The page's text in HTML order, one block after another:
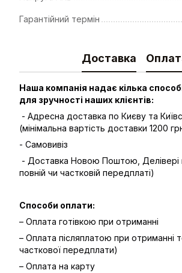
Гарантійний термін
Доставка
Наша компанія надає кілька
для зручності наших клієнтів:
- Адресна доставка по Києву та
(мінімальна вартість доставки 1200
- Самовивіз
- Доставка Новою Поштою, Делівері
повній чи частковій передплаті)
Способи оплати:
– Оплата готівкою при отриманні
– Оплата післяплатою при отриманні
часткової передплати)
– Оплата на карту